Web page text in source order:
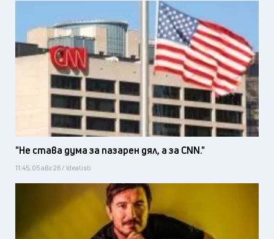
"Не става дума за пазарен дял, а за CNN."
11:45, 05 авг 26 / Idealisti